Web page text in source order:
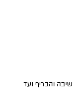
והבריף ועד